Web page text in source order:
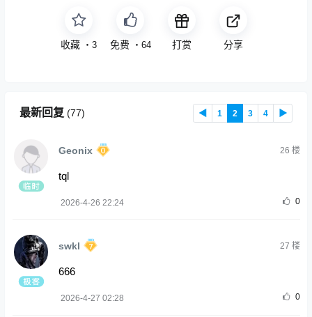
收藏 ・ 3 免费 ・ 64 打赏 分享
最新回复 (77) ◀ 1 2 3 4 ▶
Geonix 26 楼
tql
2026-4-26 22:24 0
swkl 27 楼
666
2026-4-27 02:28 0